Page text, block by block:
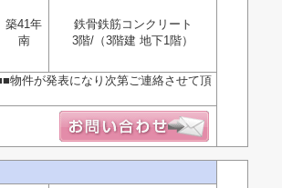
築41年
南
鉄骨鉄筋コンクリート
3階/（3階建 地下1階）
物件が発表になり次第ご連絡させて頂